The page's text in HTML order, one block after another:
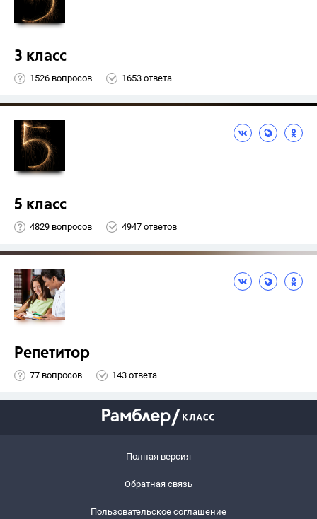
3 класс
1526 вопросов 1653 ответа
5 класс
4829 вопросов 4947 ответов
Репетитор
77 вопросов 143 ответа
Полная версия
Обратная связь
Пользовательское соглашение